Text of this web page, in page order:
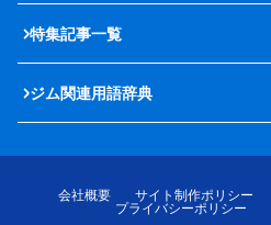
特集記事一覧
ジム関連用語辞典
会社概要 サイト制作ポリシー
プライバシーポリシー